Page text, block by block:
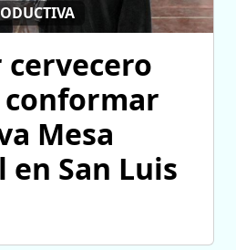
cervecero
Mesa
en San Luis